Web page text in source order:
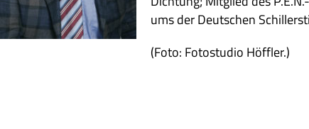
ums der Deut­schen
(Foto: Foto­stu­dio Höffler.)